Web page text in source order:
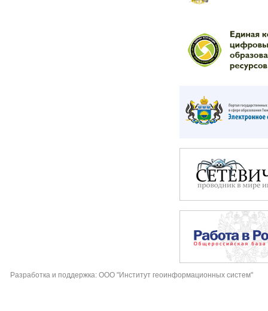
Разработка и поддержка: ООО "Институт геоинформационных систем"